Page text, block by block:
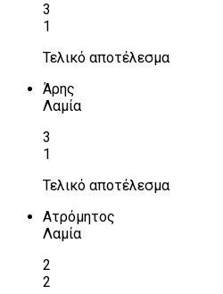
3
1
Τελικό αποτέλεσμα
Άρης
Λαμία
3
1
Τελικό αποτέλεσμα
Ατρόμητος
Λαμία
2
2